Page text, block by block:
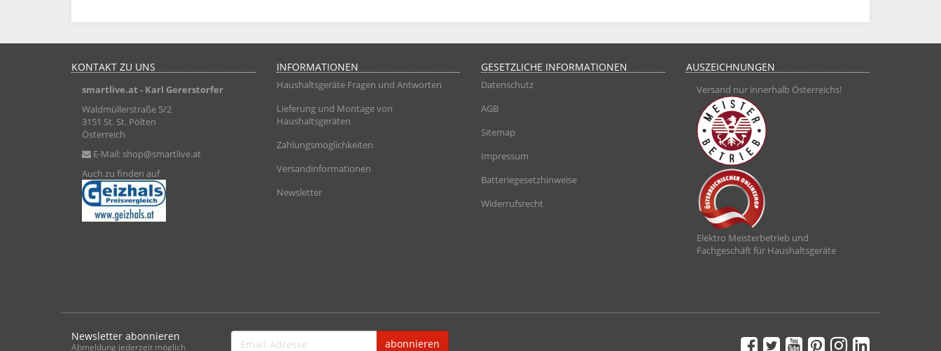
KONTAKT ZU UNS
smartlive.at - Karl Gererstorfer
Waldmüllerstraße 5/2
3151 St. St. Pölten
Österreich
E-Mail: shop@smartlive.at
Auch zu finden auf
INFORMATIONEN
Haushaltsgeräte Fragen und Antworten
Lieferung und Montage von
Haushaltsgeräten
Zahlungsmöglichkeiten
Versandinformationen
Newsletter
GESETZLICHE INFORMATIONEN
Datenschutz
AGB
Sitemap
Impressum
Batteriegesetzhinweise
Widerrufsrecht
AUSZEICHNUNGEN
Versand nur innerhalb Österreichs!
Elektro Meisterbetrieb und
Fachgeschäft für Haushaltsgeräte
Newsletter abonnieren
Abmeldung jederzeit möglich
Email-
abonnieren